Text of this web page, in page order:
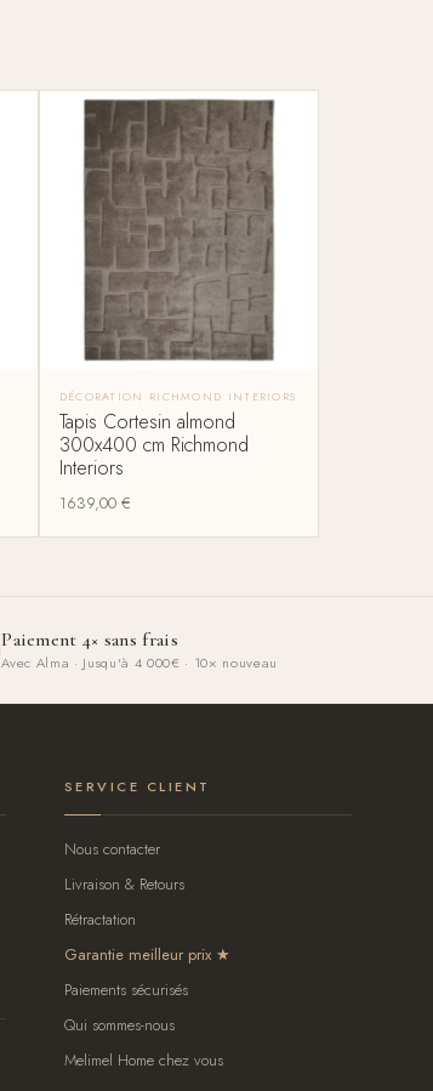
DÉCORATION RICHMOND INTERIORS
Tapis Cortesin almond
300x400 cm Richmond
Interiors
1639,00 €
Paiement 4× sans frais
Avec Alma · Jusqu'à 4 000€ · 10× nouveau
SERVICE CLIENT
Nous contacter
Livraison & Retours
Rétractation
Garantie meilleur prix
Paiements sécurisés
Qui sommes-nous
Melimel Home chez vous